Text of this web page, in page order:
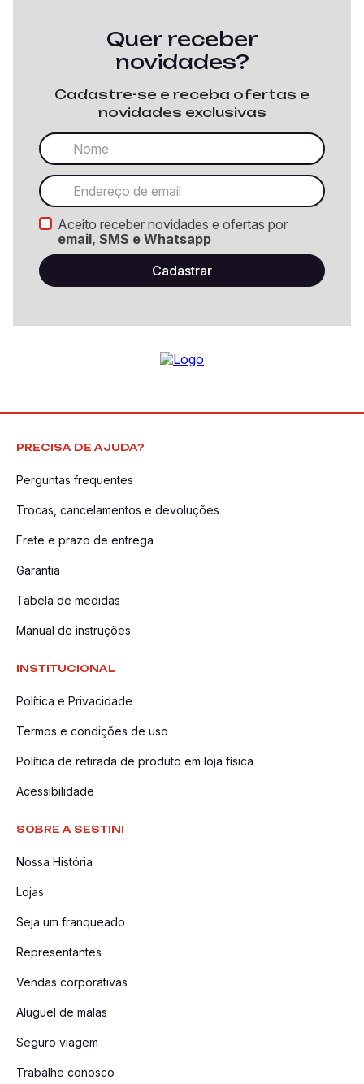
Quer receber
novidades?
Cadastre-se e receba ofertas e
novidades exclusivas
Aceito receber novidades e ofertas por
email, SMS e Whatsapp
PRECISA DE AJUDA?
Perguntas frequentes
Trocas, cancelamentos e devoluções
Frete e prazo de entrega
Garantia
Tabela de medidas
Manual de instruções
INSTITUCIONAL
Política e Privacidade
Termos e condições de uso
Política de retirada de produto em loja física
Acessibilidade
SOBRE A SESTINI
Nossa História
Lojas
Seja um franqueado
Representantes
Vendas corporativas
Aluguel de malas
Seguro viagem
Trabalhe conosco